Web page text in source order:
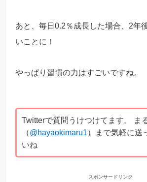
あと、毎日0.2％成長した場合、2年
いことに！
やっぱり習慣の力はすごいですね。
Twitterで質問うけつけてます。 ま
（@hayaokimaru1）まで気軽に送
いね
スポンサードリンク